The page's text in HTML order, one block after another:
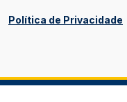
Política de Privacidade